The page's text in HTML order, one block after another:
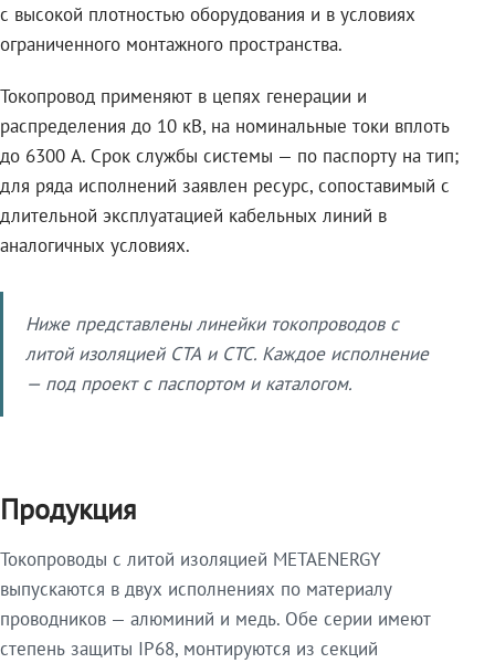
с высокой плотностью оборудования и в условиях
ограниченного монтажного пространства.
Токопровод применяют в цепях генерации и
распределения до 10 кВ, на номинальные токи вплоть
до 6300 А. Срок службы системы — по паспорту на тип;
для ряда исполнений заявлен ресурс, сопоставимый с
длительной эксплуатацией кабельных линий в
аналогичных условиях.
Ниже представлены линейки токопроводов с
литой изоляцией СТА и СТС. Каждое исполнение
— под проект с паспортом и каталогом.
Продукция
Токопроводы с литой изоляцией METAENERGY
выпускаются в двух исполнениях по материалу
проводников — алюминий и медь. Обе серии имеют
степень защиты IP68, монтируются из секций